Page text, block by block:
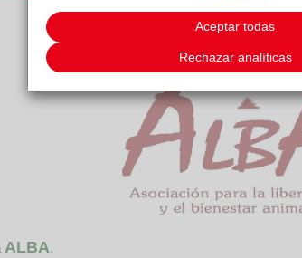
ALBA.
Aceptar todas
Rechazar analíticas